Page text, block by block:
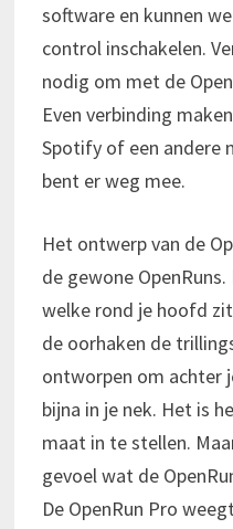
software en kunnen
control inschakelen.
nodig om met de
Even verbinding
Spotify of een andere
bent er weg mee.
Het ontwerp van de
de gewone
welke rond je hoofd
de oorhaken de
ontworpen om achter
bijna in je nek. Het is
maat in te stellen.
gevoel wat de
De OpenRun Pro